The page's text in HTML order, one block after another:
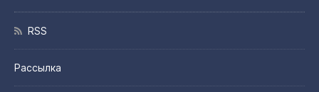
RSS
Рассылка